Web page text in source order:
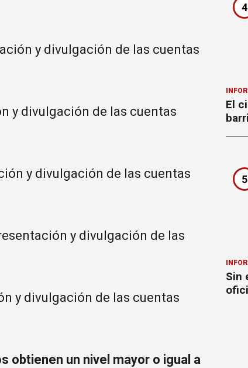
y divulgación de las cuentas
y divulgación de las cuentas
y divulgación de las cuentas
y divulgación de las
y divulgación de las cuentas
obtienen un nivel mayor o igual a
4
El
5
Sin